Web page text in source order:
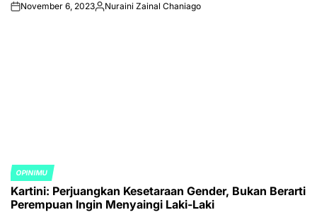
onNovember 6, 2023Posted
Nuraini Zainal Chaniago
POSTED
IN
OPINIMU
Kartini: Perjuangkan Kesetaraan Gender, Bukan Berarti
Perempuan Ingin Menyaingi Laki-Laki